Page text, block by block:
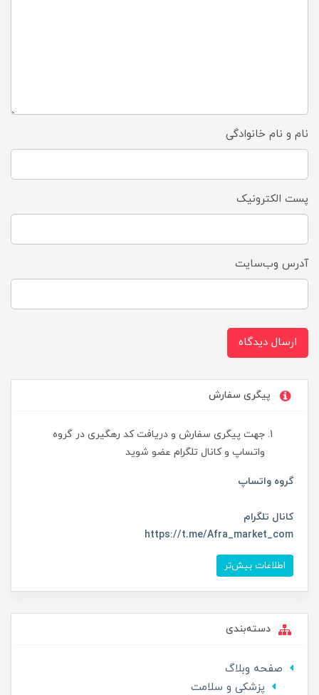
نام و نام خانوادگی
پست الکترونیک
آدرس وب‌سایت
ارسال دیدگاه
پیگری سفارش
جهت پیگری سفارش و دریافت کد رهگیری در گروه
واتساپ و کانال تلگرام عضو شوید
گروه واتساپ
کانال تلگرام
https://t.me/Afra_market_com
اطلاعات بیش‌تر
دسته‌بندی
صفحه وبلاگ
پزشکی و سلامت